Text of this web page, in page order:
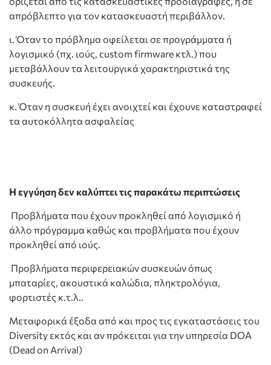
απρόβλεπτο για τον κατασκευαστή περιβάλλον.
ι. Όταν το πρόβλημα οφείλεται σε προγράμματα ή
λογισμικό (πχ. ιούς, custom firmware κτλ.) που
μεταβάλλουν τα λειτουργικά χαρακτηριστικά της
συσκευής.
κ. Όταν η συσκευή έχει ανοιχτεί και έχουνε καταστραφεί
τα αυτοκόλλητα ασφαλείας
Η εγγύηση δεν καλύπτει τις παρακάτω περιπτώσεις
Προβλήματα που έχουν προκληθεί από λογισμικό ή
άλλο πρόγραμμα καθώς και προβλήματα που έχουν
προκληθεί από ιούς.
Προβλήματα περιφερειακών συσκευών όπως
μπαταρίες, ακουστικά καλώδια, πληκτρολόγια,
φορτιστές κ.τ.λ..
Μεταφορικά έξοδα από και προς τις εγκαταστάσεις του
Diversity εκτός και αν πρόκειται για την υπηρεσία DOA
(Dead on Arrival)